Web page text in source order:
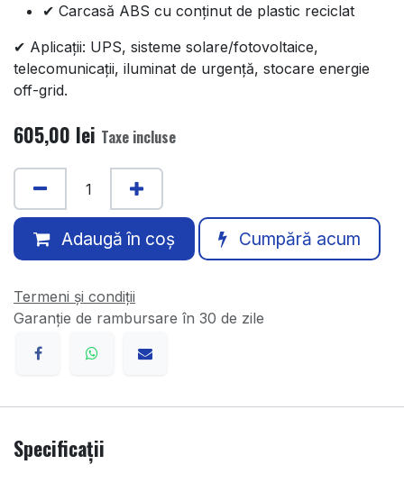
✔ Carcasă ABS cu conținut de plastic reciclat
✔ Aplicații: UPS, sisteme solare/fotovoltaice,
telecomunicații, iluminat de urgență, stocare energie
off-grid.
605,00 lei Taxe incluse
Adaugă în coș Cumpără acum
Termeni și condiții
Garanție de rambursare în 30 de zile
Specificații